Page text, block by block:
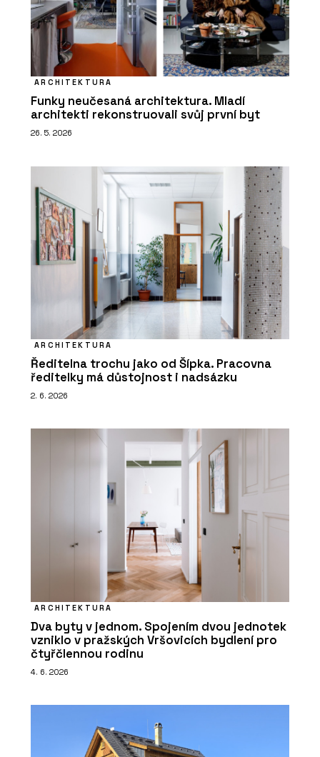
ARCHITEKTURA
Funky neučesaná architektura. Mladí
architekti rekonstruovali svůj první byt
26. 5. 2026
ARCHITEKTURA
Ředitelna trochu jako od Šípka. Pracovna
ředitelky má důstojnost i nadsázku
2. 6. 2026
ARCHITEKTURA
Dva byty v jednom. Spojením dvou jednotek
vzniklo v pražských Vršovicích bydlení pro
čtyřčlennou rodinu
4. 6. 2026